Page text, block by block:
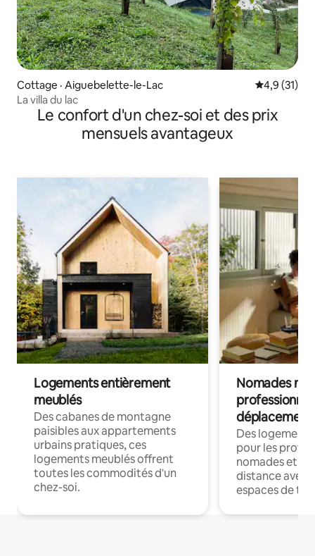
Cottage · Aiguebelette-le-Lac Note
4,9 (31)
La villa du lac
Le confort d'un chez-soi et des prix
mensuels avantageux
Logements entièrement
meublés
Des cabanes de montagne
paisibles aux appartements
urbains pratiques, ces
logements meublés offrent
toutes les commodités d'un
chez-soi.
Nomades
déplacement
Des
pour les
nomades et
distance avec
espaces de